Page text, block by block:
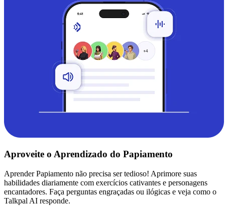
Aproveite o Aprendizado do Papiamento
Aprender Papiamento não precisa ser tedioso! Aprimore suas
habilidades diariamente com exercícios cativantes e personagens
encantadores. Faça perguntas engraçadas ou ilógicas e veja como o
Talkpal AI responde.